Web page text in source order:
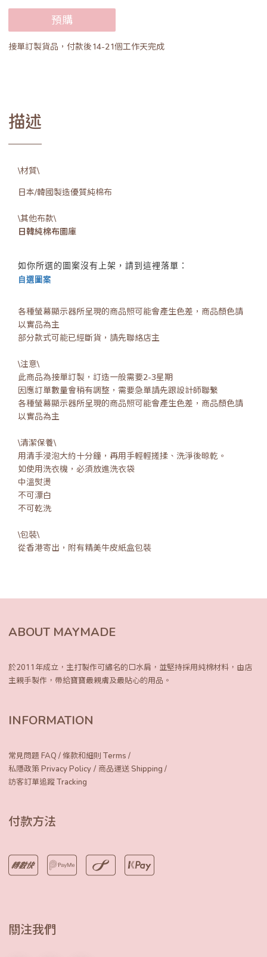
預購
接單訂製貨品，付款後14-21個工作天完成
描述
\材質\
日本/韓國製造優質純棉布
\其他布款\
日韓純棉布圖庫
如你所選的圖案沒有上架，請到這裡落單：
自選圖案
各種螢幕顯示器所呈現的商品照可能會產生色差，商品顏色請
以實品為主
部分款式可能已經斷貨，請先聯絡店主
\注意\
此商品為接單訂製，訂造一般需要2-3星期
因應訂單數量會稍有調整，需要急單請先跟設計師聯繫
各種螢幕顯示器所呈現的商品照可能會產生色差，商品顏色請
以實品為主
\清潔保養\
用清手浸泡大約十分鐘，再用手輕輕搓揉、洗淨後晾乾。
如使用洗衣機，必須放進洗衣袋
中溫熨燙
不可漂白
不可乾洗
\包裝\
從香港寄出，附有精美牛皮紙盒包裝
ABOUT MAYMADE
於2011年成立，主打製作可繡名的口水肩， 並堅持採用純棉材料，由店
主親手製作， 帶給寶寶最親膚及最貼心的用品。
INFORMATION
常見問題 FAQ /條款和細則 Terms /
私隱政策 Privacy Policy / 商品運送 Shipping /
訪客訂單追蹤 Tracking
付款方法
關注我們